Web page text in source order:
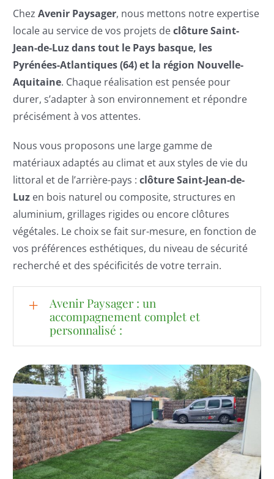
Chez Avenir Paysager, nous mettons notre expertise
locale au service de vos projets declôture Saint-
Jean-de-Luz dans tout le Pays basque, les
Pyrénées-Atlantiques (64) et la région Nouvelle-
Aquitaine. Chaque réalisation est pensée pour
durer, s’adapter à son environnement et répondre
précisément à vos attentes.
Nous vous proposons une large gamme de
matériaux adaptés au climat et aux styles de vie du
littoral et de l’arrière-pays : clôture Saint-Jean-de-
Luz en bois naturel ou composite, structures en
aluminium, grillages rigides ou encore clôtures
végétales. Le choix se fait sur-mesure, en fonction de
vos préférences esthétiques, du niveau de sécurité
recherché et des spécificités de votre terrain.
Avenir Paysager : un
accompagnement complet et
personnalisé :